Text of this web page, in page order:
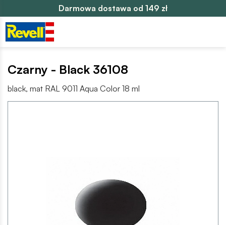
Darmowa dostawa od 149 zł
Czarny - Black 36108
black, mat RAL 9011 Aqua Color 18 ml